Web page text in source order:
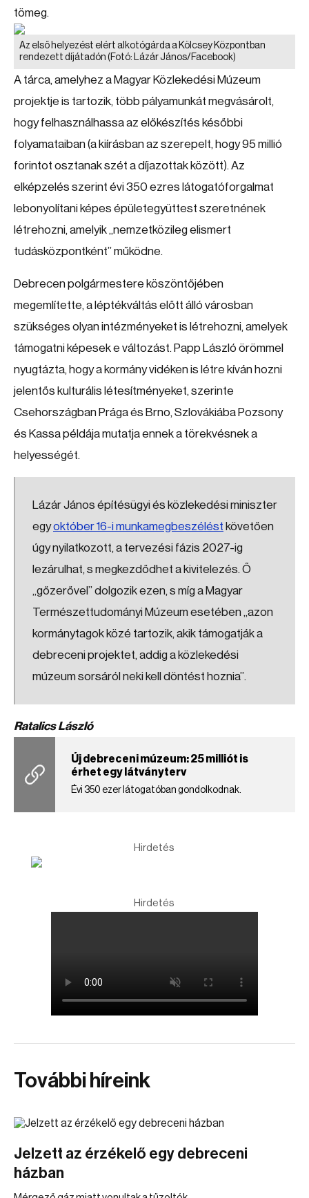
tömeg.
Az első helyezést elért alkotógárda a Kölcsey Központban
rendezett díjátadón (Fotó: Lázár János/Facebook)
A tárca, amelyhez a Magyar Közlekedési Múzeum
projektje is tartozik, több pályamunkát megvásárolt,
hogy felhasználhassa az előkészítés későbbi
folyamataiban (a kiírásban az szerepelt, hogy 95 millió
forintot osztanak szét a díjazottak között). Az
elképzelés szerint évi 350 ezres látogatóforgalmat
lebonyolítani képes épületegyüttest szeretnének
létrehozni, amelyik „nemzetközileg elismert
tudásközpontként” működne.
Debrecen polgármestere köszöntőjében
megemlítette, a léptékváltás előtt álló városban
szükséges olyan intézményeket is létrehozni, amelyek
támogatni képesek e változást. Papp László örömmel
nyugtázta, hogy a kormány vidéken is létre kíván hozni
jelentős kulturális létesítményeket, szerinte
Csehországban Prága és Brno, Szlovákiába Pozsony
és Kassa példája mutatja ennek a törekvésnek a
helyességét.
Lázár János építésügyi és közlekedési miniszter
egyoktóber 16-i munkamegbeszélést követően
úgy nyilatkozott, a tervezési fázis 2027-ig
lezárulhat, s megkezdődhet a kivitelezés. Ő
„gőzerővel” dolgozik ezen, s míg a Magyar
Természettudományi Múzeum esetében „azon
kormánytagok közé tartozik, akik támogatják a
debreceni projektet, addig a közlekedési
múzeum sorsáról neki kell döntést hoznia”.
Ratalics László
Új debreceni múzeum: 25 milliót is
érhet egy látványterv
Évi 350 ezer látogatóban gondolkodnak.
Hirdetés
Hirdetés
További híreink
Jelzett az érzékelő egy debreceni
házban